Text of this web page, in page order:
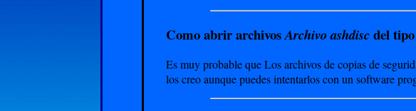
Como abrir archivosArchivo ashdiscdel tipo
Es muy probable que Los archivos de copias de
los creo aunque puedes intentarlos con un software